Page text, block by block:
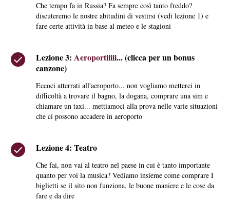
Che tempo fa in Russia? Fa sempre così tanto freddo?
discuteremo le nostre abitudini di vestirsi (vedi lezione 1) e
fare certe attività in base al meteo e le stagioni
Lezione 3: Aeroportiiiii... (clicca per un bonus
canzone)
Eccoci atterrati all'aeroporto... non vogliamo metterci in
difficoltà a trovare il bagno, la dogana, comprare una sim e
chiamare un taxi... mettiamoci alla prova nelle varie situazioni
che ci possono accadere in aeroporto
Lezione 4: Teatro
Che fai, non vai al teatro nel paese in cui è tanto importante
quanto per voi la musica? Vediamo insieme come comprare I
biglietti se il sito non funziona, le buone maniere e le cose da
fare e da dire